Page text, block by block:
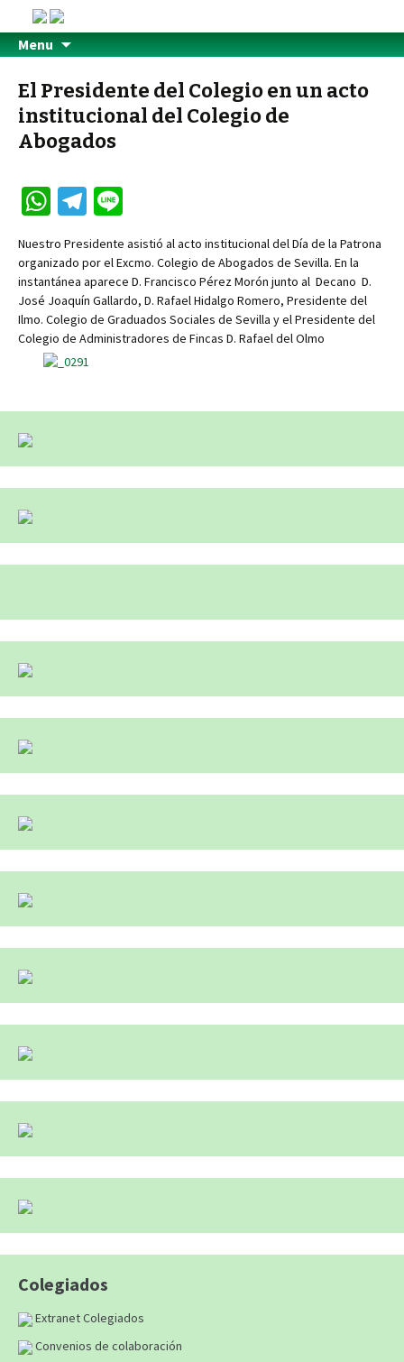
Menu
El Presidente del Colegio en un acto
institucional del Colegio de
Abogados
W
h
at
sA
p
p
Te
le
gr
a
m
e
Nuestro Presidente asistió al acto institucional del Día de la Patrona
organizado por el Excmo. Colegio de Abogados de Sevilla. En la
instantánea aparece D. Francisco Pérez Morón junto al Decano D.
José Joaquín Gallardo, D. Rafael Hidalgo Romero, Presidente del
Ilmo. Colegio de Graduados Sociales de Sevilla y el Presidente del
Colegio de Administradores de Fincas D. Rafael del Olmo
Colegiados
Extranet Colegiados
Convenios de colaboración